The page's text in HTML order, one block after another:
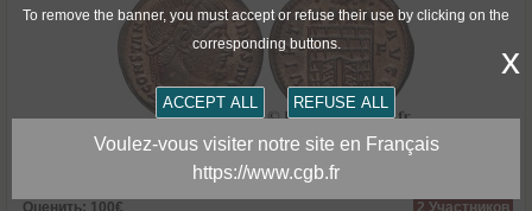
CONSTANTINE I THE GREAT Centenionalis ou nummus
Оценить: 100€ 2 Участников
To remove the banner, you must accept or refuse their use by clicking on the
corresponding buttons.
ACCEPT ALL REFUSE ALL
x
Voulez-vous visiter notre site en Français
https://www.cgb.fr